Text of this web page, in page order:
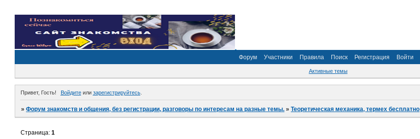
Форум Участники Правила Поиск Регистрация Войти
Активные темы
Привет, Гость! Войдитеили зарегистрируйтесь.
»Форум знакомств и общения, без регистрации, разговоры по интересам на разные темы. »Теоретическая механика, термех бесплатно
Страница:1